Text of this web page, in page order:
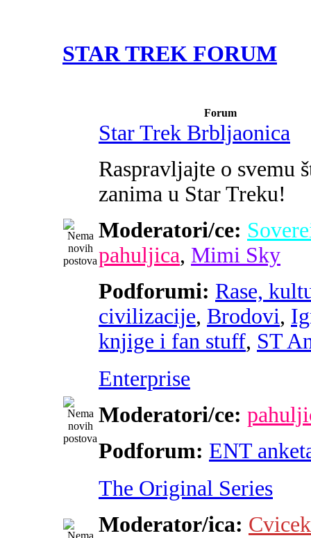
STAR TREK FORUM
Forum
Star Trek Brbljaonica
Raspravljajte o svemu
zanima u Star Treku!
Moderatori/ce:
pahuljica, Mimi Sky
Podforumi: Rase,
civilizacije, Brodovi,
knjige i fan stuff, ST
Enterprise
Moderatori/ce:
Podforum: ENT
The Original Series
Moderator/ica: Cvicek